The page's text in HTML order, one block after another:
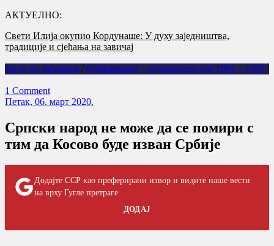
АКТУЕЛНО:
Свети Илија окупио Кордунаше: У духу заједништва,
традиције и сјећања на завичај
„Олуја је погром“: Сећање које не сме да утихне
Да се не заборави / Одбрамбено – отаџбински рат 1991 – 1995
1 Comment
Петак, 06. март 2020.
Српски народ не може да се помири с
тим да Косово буде изван Србије
Додајте ССР као преферирани извор и видите наше вести
на врху Гугле претраге.
ДОДАЈ